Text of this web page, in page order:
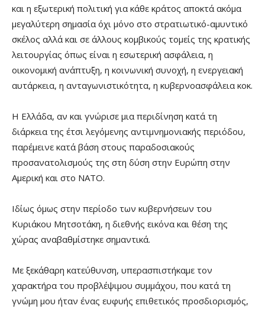
και η εξωτερική πολιτική για κάθε κράτος αποκτά ακόμα
μεγαλύτερη σημασία όχι μόνο στο στρατιωτικό-αμυντικό
σκέλος αλλά και σε άλλους κομβικούς τομείς της κρατικής
λειτουργίας όπως είναι η εσωτερική ασφάλεια, η
οικονομική ανάπτυξη, η κοινωνική συνοχή, η ενεργειακή
αυτάρκεια, η ανταγωνιστικότητα, η κυβερνοασφάλεια κοκ.
Η Ελλάδα, αν και γνώρισε μια περιδίνηση κατά τη
διάρκεια της έτσι λεγόμενης αντιμνημονιακής περιόδου,
παρέμεινε κατά βάση στους παραδοσιακούς
προσανατολισμούς της στη δύση στην Ευρώπη στην
Αμερική και στο ΝΑΤΟ.
Ιδίως όμως στην περίοδο των κυβερνήσεων του
Κυριάκου Μητσοτάκη, η διεθνής εικόνα και θέση της
χώρας αναβαθμίστηκε σημαντικά.
Με ξεκάθαρη κατεύθυνση, υπερασπιστήκαμε τον
χαρακτήρα του προβλέψιμου συμμάχου, που κατά τη
γνώμη μου ήταν ένας ευφυής επιθετικός προσδιορισμός,